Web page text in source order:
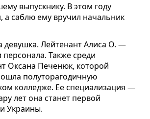
выпускнику. В этом году
а саблю ему вручил начальник
девушка. Лейтенант Алиса О. —
Также среди
Оксана Печенюк, которой
полуторагодичную
колледже. Ее специализация —
лет она станет первой
Украины.